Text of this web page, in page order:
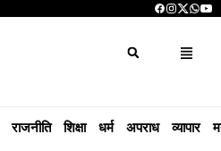
राजनीति शिक्षा धर्म अपराध व्यापार